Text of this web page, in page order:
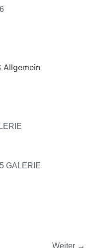
Allgemein
GALERIE
Weiter →